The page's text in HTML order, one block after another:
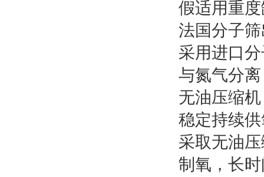
假适用重
法国分子
采用进口
与氮气分
无油压缩机
稳定持续
采取无油
制氧，长